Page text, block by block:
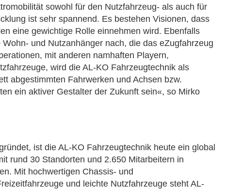
sowohl für den Nutzfahrzeug- als auch für
ist sehr spannend. Es bestehen Visionen, dass
eine gewichtige Rolle einnehmen wird. Ebenfalls
und Nutzanhänger nach, die das eZugfahrzeug
mit anderen namhaften Playern,
wird die AL-KO Fahrzeugtechnik als
abgestimmten Fahrwerken und Achsen bzw.
ein aktiver Gestalter der Zukunft sein«, so Mirko
ist die AL-KO Fahrzeugtechnik heute ein global
rund 30 Standorten und 2.650 Mitarbeitern in
Mit hochwertigen Chassis- und
und leichte Nutzfahrzeuge steht AL-